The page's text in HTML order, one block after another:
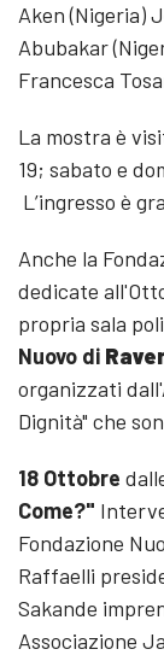
Aken (Nigeria)
Abubakar
Francesca
La mostra è
19; sabato e
L’ingresso è
Anche la
dedicate
propria sala
Nuovo di
organizzati
Dignità" che
18 Ottobre
Come?"
Fondazione
Raffaelli
Sakande
Associazione